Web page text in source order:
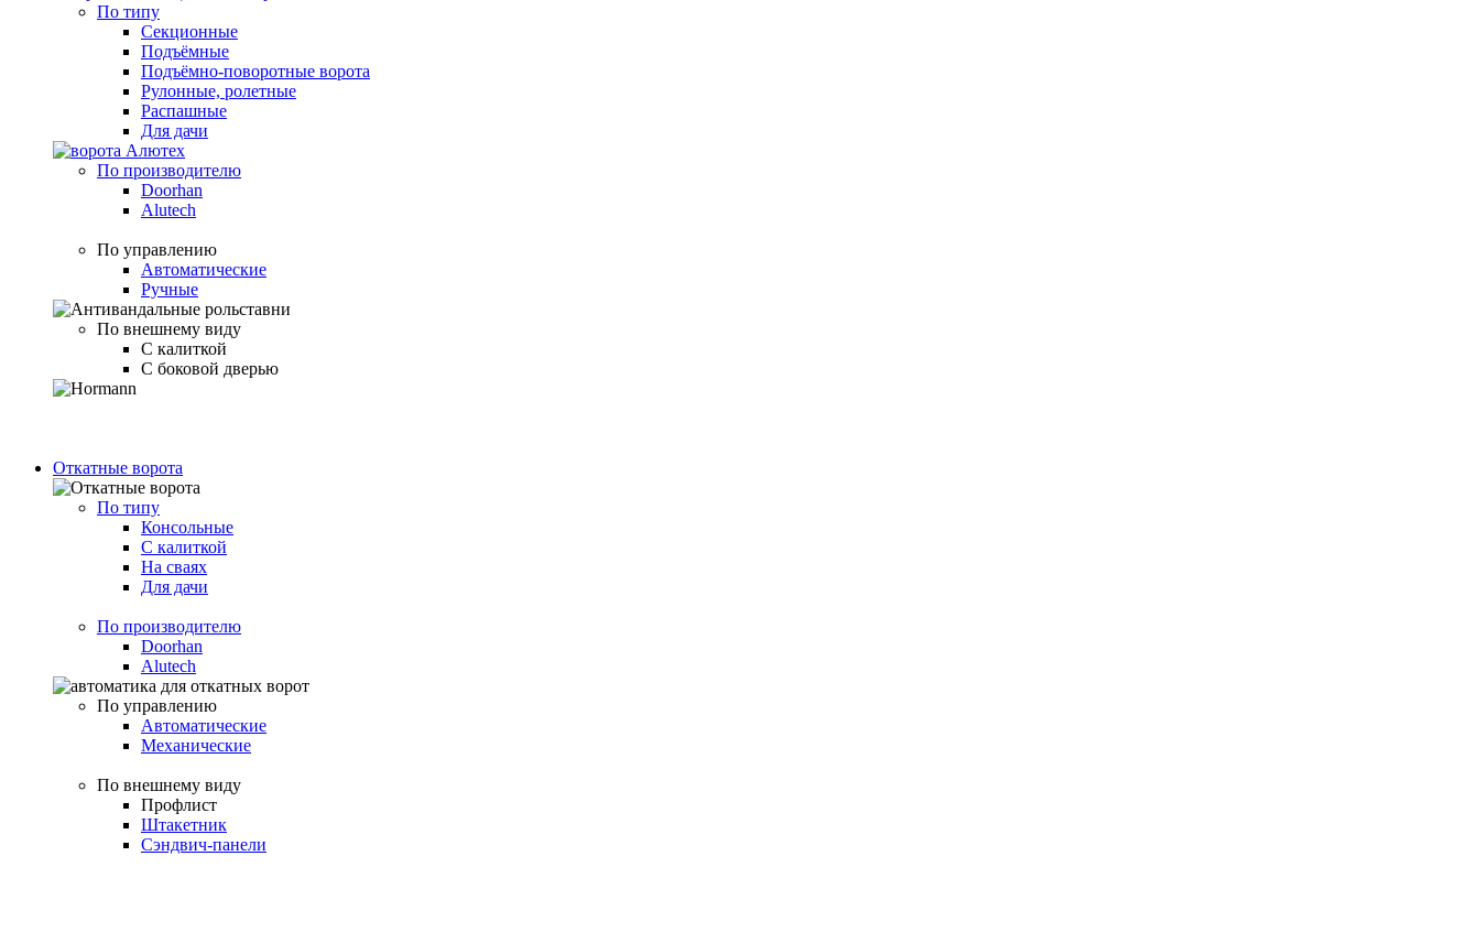
По типу
Секционные
Подъёмные
Подъёмно-поворотные ворота
Рулонные, ролетные
Распашные
Для дачи
По производителю
Doorhan
Alutech
По управлению
Автоматические
Ручные
По внешнему виду
С калиткой
С боковой дверью
Откатные ворота
По типу
Консольные
С калиткой
На сваях
Для дачи
По производителю
Doorhan
Alutech
По управлению
Автоматические
Механические
По внешнему виду
Профлист
Штакетник
Сэндвич-панели